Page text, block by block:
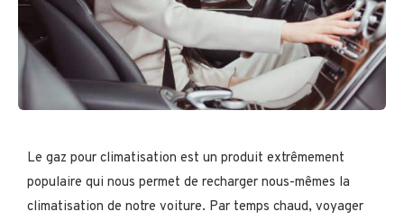
Le gaz pour climatisation est un produit extrêmement
populaire qui nous permet de recharger nous-mêmes la
climatisation de notre voiture. Par temps chaud, voyager